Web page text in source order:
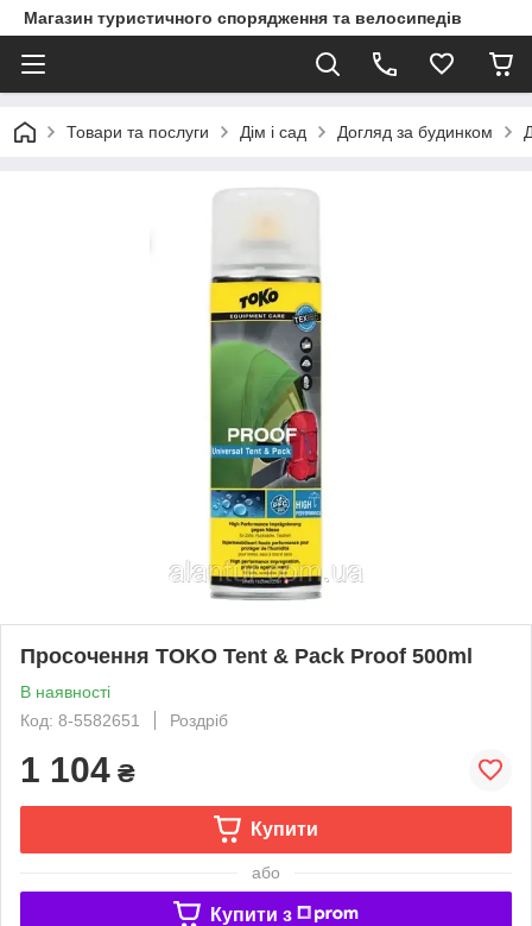
Магазин туристичного спорядження та велосипедів
Товари та послуги Дім і сад Догляд за будинком
Просочення TOKO Tent & Pack Proof 500ml
В наявності
Код: 8-5582651
Роздріб
1 104 ₴
Купити
або
Купити з